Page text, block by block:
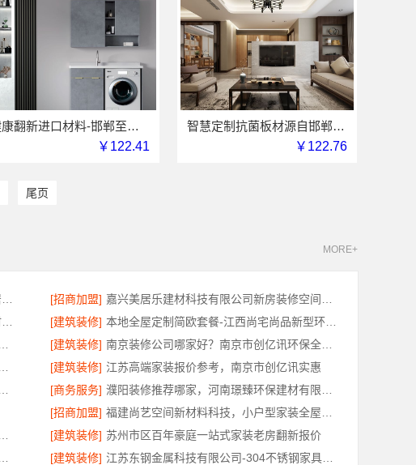
健康翻新进口材料-邯郸至臻全宅新材料有限公司
￥122.41
智慧定制抗菌板材源自邯郸至臻全宅新材料有限公司
￥122.76
尾页
MORE+
[招商加盟]
[建筑装修]
[建筑装修]
[建筑装修] 江苏高端家装报价参考，南京市创亿讯实惠
[商务服务]
[招商加盟]
[建筑装修] 苏州市区百年豪庭一站式家装老房翻新报价
[建筑装修]